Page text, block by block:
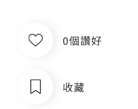
0個讚好
收藏